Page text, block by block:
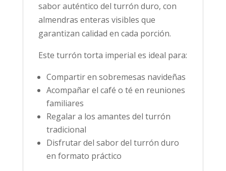
sabor auténtico del turrón duro, con
almendras enteras visibles que
garantizan calidad en cada porción.
Este turrón torta imperial es ideal para:
Compartir en sobremesas navideñas
Acompañar el café o té en reuniones
familiares
Regalar a los amantes del turrón
tradicional
Disfrutar del sabor del turrón duro
en formato práctico